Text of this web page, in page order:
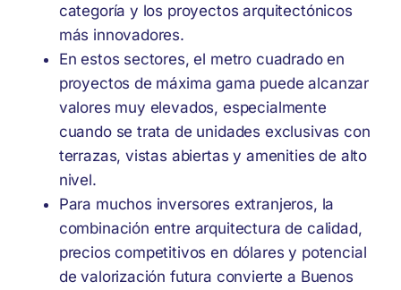
categoría y los proyectos arquitectónicos
más innovadores.
En estos sectores, el metro cuadrado en
proyectos de máxima gama puede alcanzar
valores muy elevados, especialmente
cuando se trata de unidades exclusivas con
terrazas, vistas abiertas y amenities de alto
nivel.
Para muchos inversores extranjeros, la
combinación entre arquitectura de calidad,
precios competitivos en dólares y potencial
de valorización futura convierte a Buenos